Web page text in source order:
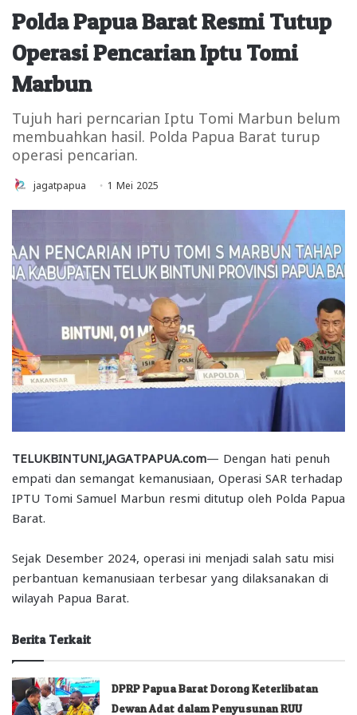
Polda Papua Barat Resmi Tutup
Operasi Pencarian Iptu Tomi
Marbun
Tujuh hari perncarian Iptu Tomi Marbun belum
membuahkan hasil. Polda Papua Barat turup
operasi pencarian.
jagatpapua 1 Mei 2025
TELUKBINTUNI,JAGATPAPUA.com— Dengan hati penuh
empati dan semangat kemanusiaan, Operasi SAR terhadap
IPTU Tomi Samuel Marbun resmi ditutup oleh Polda Papua
Barat.
Sejak Desember 2024, operasi ini menjadi salah satu misi
perbantuan kemanusiaan terbesar yang dilaksanakan di
wilayah Papua Barat.
Berita Terkait
DPRP Papua Barat Dorong Keterlibatan
Dewan Adat dalam Penyusunan RUU